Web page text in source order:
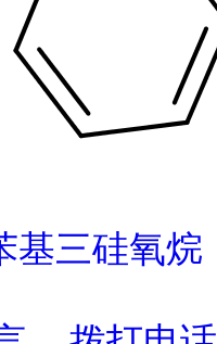
基三硅氧烷